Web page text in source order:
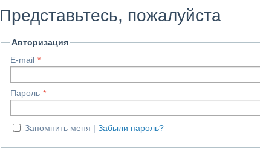
Представьтесь, пожалуйста
Авторизация
E-mail
Пароль
Запомнить меня Забыли пароль?